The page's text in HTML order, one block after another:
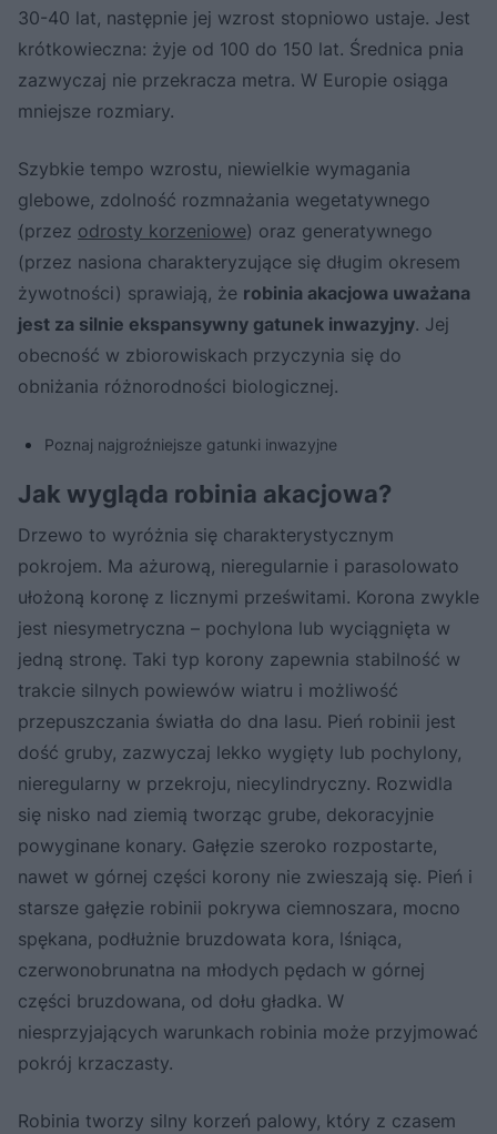
30-40 lat, następnie jej wzrost stopniowo ustaje. Jest
krótkowieczna: żyje od 100 do 150 lat. Średnica pnia
zazwyczaj nie przekracza metra. W Europie osiąga
mniejsze rozmiary.
Szybkie tempo wzrostu, niewielkie wymagania
glebowe, zdolność rozmnażania wegetatywnego
(przez odrosty korzeniowe) oraz generatywnego
(przez nasiona charakteryzujące się długim okresem
żywotności) sprawiają, że robinia akacjowa uważana
jest za silnie ekspansywny gatunek inwazyjny. Jej
obecność w zbiorowiskach przyczynia się do
obniżania różnorodności biologicznej.
Poznaj najgroźniejsze gatunki inwazyjne
Jak wygląda robinia akacjowa?
Drzewo to wyróżnia się charakterystycznym
pokrojem. Ma ażurową, nieregularnie i parasolowato
ułożoną koronę z licznymi prześwitami. Korona zwykle
jest niesymetryczna – pochylona lub wyciągnięta w
jedną stronę. Taki typ korony zapewnia stabilność w
trakcie silnych powiewów wiatru i możliwość
przepuszczania światła do dna lasu. Pień robinii jest
dość gruby, zazwyczaj lekko wygięty lub pochylony,
nieregularny w przekroju, niecylindryczny. Rozwidla
się nisko nad ziemią tworząc grube, dekoracyjnie
powyginane konary. Gałęzie szeroko rozpostarte,
nawet w górnej części korony nie zwieszają się. Pień i
starsze gałęzie robinii pokrywa ciemnoszara, mocno
spękana, podłużnie bruzdowata kora, lśniąca,
czerwonobrunatna na młodych pędach w górnej
części bruzdowana, od dołu gładka. W
niesprzyjających warunkach robinia może przyjmować
pokrój krzaczasty.
Robinia tworzy silny korzeń palowy, który z czasem